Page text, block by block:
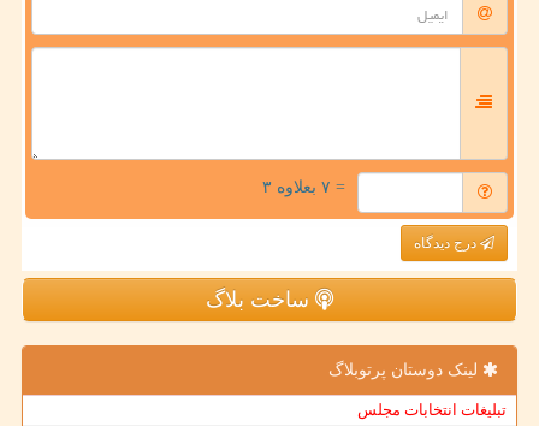
= ۷ بعلاوه ۳
درج دیدگاه
ساخت بلاگ
لینک دوستان پرتوبلاگ
تبلیغات انتخابات مجلس